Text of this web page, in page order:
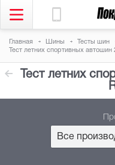
Главная Шины Тесты шин
Тест летних спортивных
Тест летних
Все